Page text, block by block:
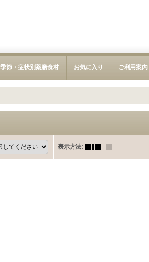
季節・症状別薬膳食材 お気に入り ご利用案内
表示方法: